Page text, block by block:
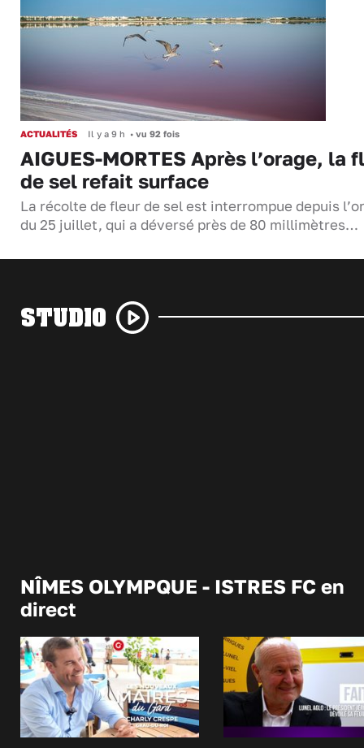
ACTUALITÉS Il y a 9 h • vu 92 fois
AIGUES-MORTES Après l’orage, la
de sel refait surface
La récolte de fleur de sel est interrompue depuis
du 25 juillet, qui a déversé près de 80 millimètres…
STUDIO
NÎMES OLYMPQUE - ISTRES FC en
direct